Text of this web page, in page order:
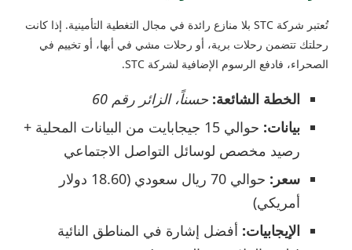
تُعتبر شركة STC بلا منازع رائدة في مجال التغطية التأمينية. إذا كانت
رحلتك تتضمن رحلات برية، أو رحلات مشي في أبها، أو تخييم في
الصحراء، فادفع الرسوم الإضافية لشركة STC.
الخطة الشائعة: حسناً، الزائر رقم 60
بيانات:
حوالي 15 جيجابايت من البيانات المحلية +
رصيد مخصص لوسائل التواصل الاجتماعي
سعر:
حوالي 70 ريال سعودي (18.60 دولار
أمريكي)
الإيجابيات: أفضل إشارة في المناطق النائية